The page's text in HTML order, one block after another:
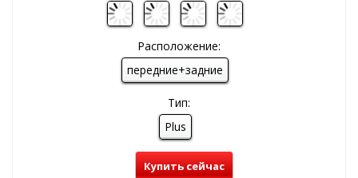
Расположение:
передние+задние
Тип:
Plus
Купить сейчас